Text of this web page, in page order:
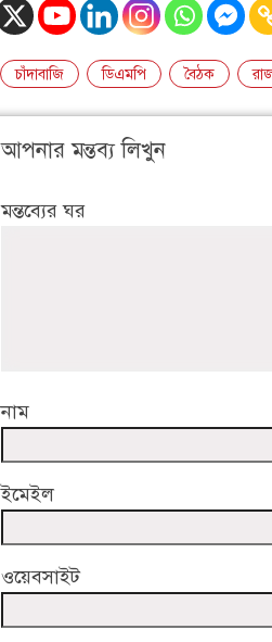
চাঁদাবাজি ডিএমপি বৈঠক
আপনার মন্তব্য লিখুন
মন্তব্যের ঘর
নাম
ইমেইল
ওয়েবসাইট